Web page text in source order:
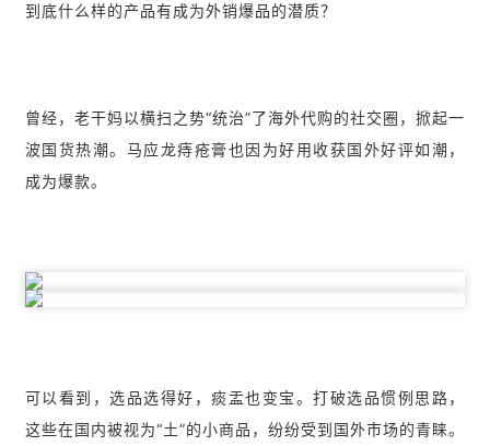
到底什么样的产品有成为外销爆品的潜质？
曾经，老干妈以横扫之势“统治”了海外代购的社交圈，掀起一
波国货热潮。马应龙痔疮膏也因为好用收获国外好评如潮，
成为爆款。
可以看到，选品选得好，痰盂也变宝。打破选品惯例思路，
这些在国内被视为“土”的小商品，纷纷受到国外市场的青睐。